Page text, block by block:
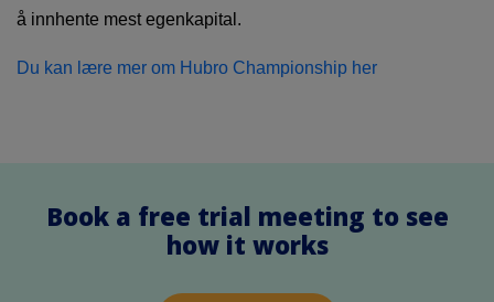
å innhente mest egenkapital.
Du kan lære mer om Hubro Championship her
Book a free trial meeting to see
how it works